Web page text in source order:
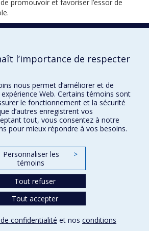
promouvoir et favoriser l’essor de
2016
Université de
Montréal
l’importance de respecter
nous permet d’améliorer et de
Web. Certains témoins sont
le fonctionnement et la sécurité
d’autres enregistrent vos
tout, vous consentez à notre
pour mieux répondre à vos besoins.
Personnaliser les
témoins
>
Tout refuser
Tout accepter
confidentialité et nos conditions